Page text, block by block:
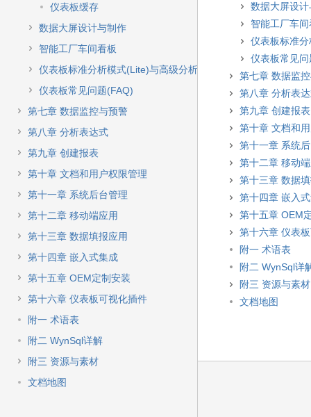
仪表板缓存
数据大屏设计与制作
智能工厂车间看板
仪表板标准分析模式(Lite)与高级分析模式
仪表板常见问题(FAQ)
第七章 数据监控与预警
第八章 分析表达式
第九章 创建报表
第十章 文档和用户权限管理
第十一章 系统后台管理
第十二章 移动端应用
第十三章 数据填报应用
第十四章 嵌入式集成
第十五章 OEM定制安装
第十六章 仪表板可视化插件
附一 术语表
附二 WynSql详解
附三 资源与素材
文档地图
数据大屏设
智能工厂车
仪表板标准
仪表板常见
第七章 数据监
第八章 分析表
第九章 创建报表
第十章 文档和
第十一章 系统
第十二章 移动
第十三章 数据
第十四章 嵌入
第十五章 OEM
第十六章 仪表
附一 术语表
附二 WynSql详
附三 资源与素材
文档地图